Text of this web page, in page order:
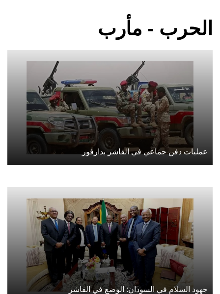
الحرب - مأرب
عمليات دفن جماعي في الفاشر بدارفور
جهود السلام في السودان: الوضع في الفاشر